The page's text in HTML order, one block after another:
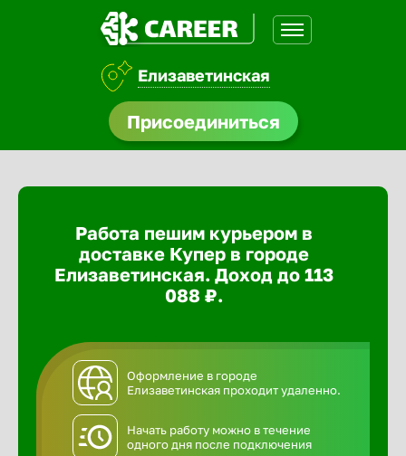
Елизаветинская
Присоединиться
Работа пешим курьером в
доставке Купер в городе
Елизаветинская. Доход до 113
088 ₽.
Оформление в городе
Елизаветинская проходит удаленно.
Начать работу можно в течение
одного дня после подключения